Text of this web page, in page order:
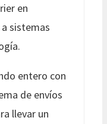
en
sistemas
entero con
de envíos
llevar un